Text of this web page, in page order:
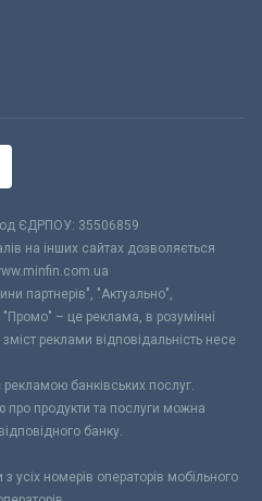
ЄДРПОУ: 35506859
на інших сайтах дозволяється
партнерів", "Актуально",
– це реклама, в розумінні
реклами відповідальність несе
рекламою банківських послуг.
про продукти та послуги можна
банку.
усіх номерів операторів мобільного